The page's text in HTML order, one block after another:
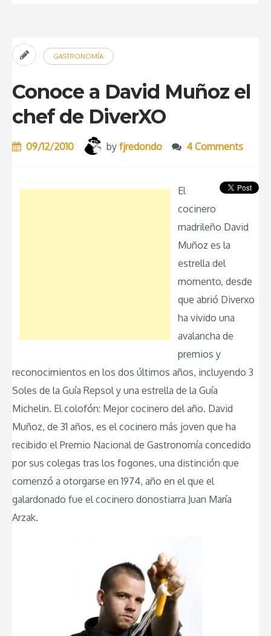
DiverXO”
GASTRONOMÍA
Conoce a David Muñoz el
chef de DiverXO
09/12/2010 by fjredondo 4 Comments
El
cocinero
madrileño David
Muñoz es la
estrella del
momento, desde
que abrió Diverxo
ha vivido una
avalancha de
premios y
reconocimientos en los dos últimos años, incluyendo 3
Soles de la Guía Repsol y una estrella de la Guía
Michelin. El colofón: Mejor cocinero del año. David
Muñoz, de 31 años, es el cocinero más joven que ha
recibido el Premio Nacional de Gastronomía concedido
por sus colegas tras los fogones, una distinción que
comenzó a otorgarse en 1974, año en el que el
galardonado fue el cocinero donostiarra Juan María
Arzak.